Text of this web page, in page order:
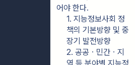
어야 한다.
1. 지능정보사회 정
책의 기본방향 및 중
장기 발전방향
2. 공공ㆍ민간ㆍ지